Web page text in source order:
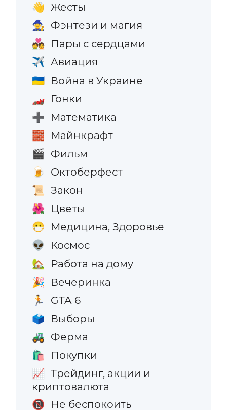
👋 Жесты
🧙 Фэнтези и магия
💑 Пары с сердцами
✈️ Авиация
🇺🇦 Война в Украине
🏎️ Гонки
➕ Математика
🧱 Майнкрафт
🎬 Фильм
🍺 Октоберфест
📜 Закон
🌺 Цветы
😷 Медицина, Здоровье
👽 Космос
🏡 Работа на дому
🎉 Вечеринка
🏃 GTA 6
🗳️ Выборы
🚜 Ферма
🛍️ Покупки
📈 Трейдинг, акции и
криптовалюта
📵 Не беспокоить